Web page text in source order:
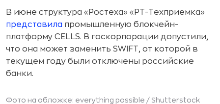
В июне структура «Ростеха» «РТ-Техприемка»
представила промышленную блокчейн-
платформу CELLS. В госкорпорации допустили,
что она может заменить SWIFT, от которой в
текущем году были отключены российские
банки.
Фото на обложке: everything possible / Shutterstock